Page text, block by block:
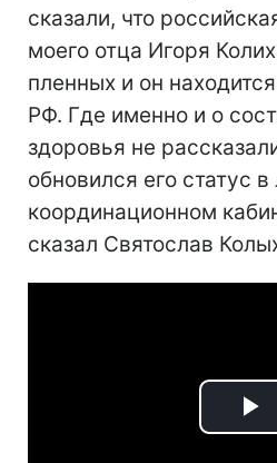
сказали, что
моего отца Игоря
пленных и он
РФ. Где именно и о
здоровья не
обновился его статус
координационном
сказал Святослав